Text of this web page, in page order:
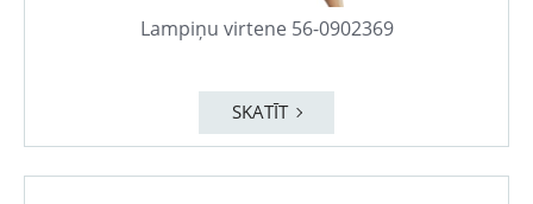
Lampiņu virtene 56-0902369
SKATĪT